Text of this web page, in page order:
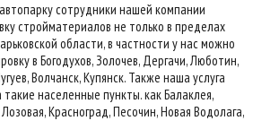
сотрудники нашей компании
стройматериалов не только в пределах
области, в частности у нас можно
в Богодухов, Золочев, Дергачи, Люботин,
Волчанск, Купянск. Также наша услуга
населенные пункты. как Балаклея,
Красноград, Песочин, Новая Водолага,